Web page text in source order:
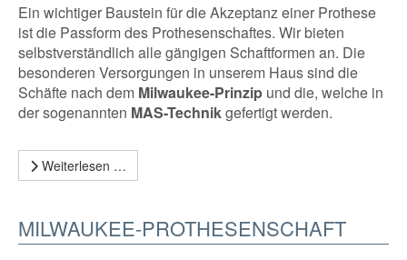
Ein wichtiger Baustein für die Akzeptanz einer Prothese
ist die Passform des Prothesenschaftes. Wir bieten
selbstverständlich alle gängigen Schaftformen an. Die
besonderen Versorgungen in unserem Haus sind die
Schäfte nach dem Milwaukee-Prinzip und die, welche in
der sogenannten MAS-Technikgefertigt werden.
Weiterlesen …
MILWAUKEE-PROTHESENSCHAFT